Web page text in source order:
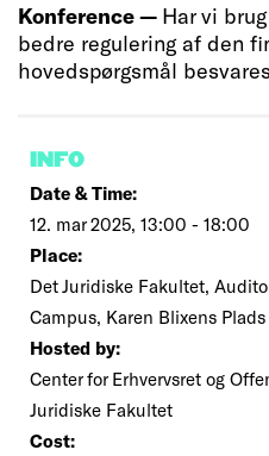
Konference — Har vi
bedre regulering af den
hovedspørgsmål
INFO
Date & Time:
12. mar 2025, 13:00 - 18:00
Place:
Det Juridiske Fakultet,
Campus, Karen Blixens
Hosted by:
Center for Erhvervsret og
Juridiske Fakultet
Cost: